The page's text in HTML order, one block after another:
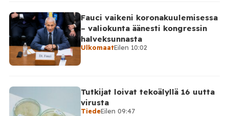
Fauci vaikeni koronakuulemisessa
– valiokunta äänesti kongressin
halveksunnasta
UlkomaatEilen 10:02
Tutkijat loivat tekoälyllä 16 uutta
virusta
TiedeEilen 09:47